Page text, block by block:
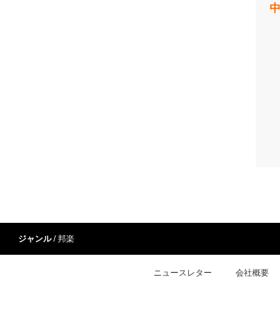
ジャンル 邦楽
ニュースレター 会社概要